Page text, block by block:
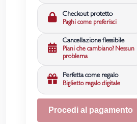
Checkout protetto
Paghi come preferisci
Cancellazione flessibile
Piani che cambiano? Nessun
problema
Perfetta come regalo
Biglietto regalo digitale
Procedi al pagamento